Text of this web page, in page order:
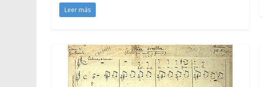
Leer más